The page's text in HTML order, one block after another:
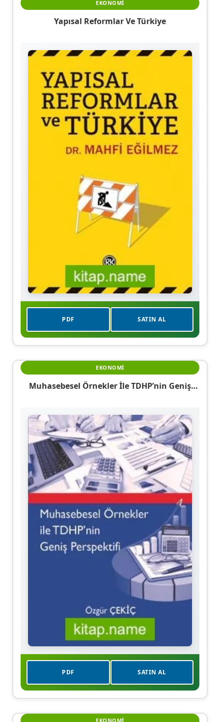
EKONOMI
Yapısal Reformlar Ve Türkiye
PDF SATIN AL
EKONOMI
Muhasebesel Örnekler İle TDHP’nin Geniş
PDF SATIN AL
EKONOMI